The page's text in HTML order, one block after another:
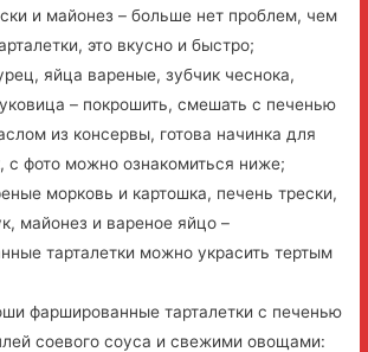
и майонез – больше нет проблем, чем
это вкусно и быстро;
яйца вареные, зубчик чеснока,
– покрошить, смешать с печенью
из консервы, готова начинка для
с фото можно ознакомиться ниже;
морковь и картошка, печень трески,
майонез и вареное яйцо –
тарталетки можно украсить тертым
фаршированные тарталетки с печенью
соевого соуса и свежими овощами: